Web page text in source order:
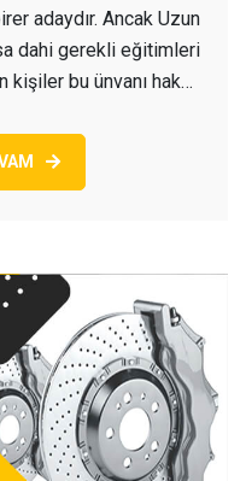
adaydır. Ancak Uzun
dahi gerekli eğitimleri
bu ünvanı hak…